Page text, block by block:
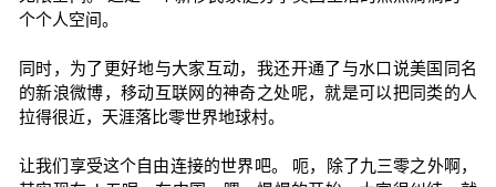
个个人空间。
同时，为了更好地与大家互动，我还开通了与水口说美国同名
的新浪微博，移动互联网的神奇之处呢，就是可以把同类的人
拉得很近，天涯落比零世界地球村。
让我们享受这个自由连接的世界吧。 呃，除了九三零之外啊，